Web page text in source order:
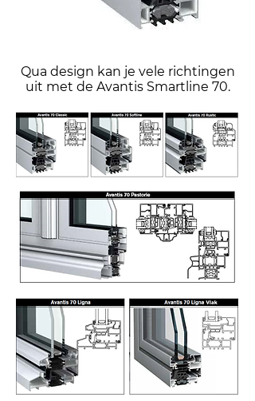
Qua design kan je vele richtingen
uit met de Avantis Smartline 70.